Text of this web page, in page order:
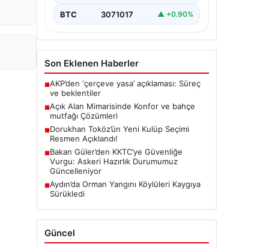
BTC 3071017 ▲ +0.90%
Son Eklenen Haberler
■AKP’den ‘çerçeve yasa’ açıklaması: Süreç
ve beklentiler
■Açık Alan Mimarisinde Konfor ve bahçe
mutfağı Çözümleri
■Dorukhan Toköz’ün Yeni Kulüp Seçimi
Resmen Açıklandı!
■Bakan Güler’den KKTC’ye Güvenliğe
Vurgu: Askeri Hazırlık Durumumuz
Güncelleniyor
■Aydın’da Orman Yangını Köylüleri Kaygıya
Sürükledi
Güncel